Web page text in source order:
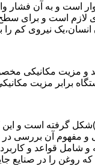
و به آن فشار
لازم است و برای
انسان،یک نیروی کم
و مزیت مکانیکی
برابر مزیت
گرفته است و
و مفهوم آن بررسی
و شامل قواعد و
روغن را در صنایع